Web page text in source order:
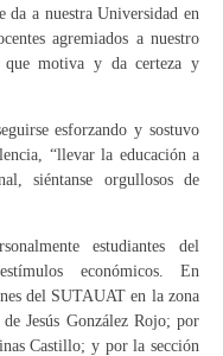
da a nuestra Universidad en
agremiados a nuestro
que motiva y da certeza y
esforzando y sostuvo
“llevar la educación a
siéntanse orgullosos de
estudiantes del
económicos. En
del SUTAUAT en la zona
Jesús González Rojo; por
Castillo; y por la sección